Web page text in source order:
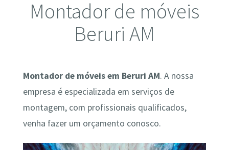
Montador de móveis
Beruri AM
Montador de móveis em Beruri AM. A nossa
empresa é especializada em serviços de
montagem, com profissionais qualificados,
venha fazer um orçamento conosco.